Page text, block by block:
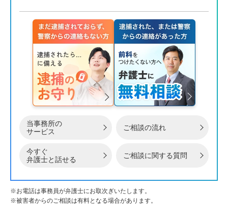
当事務所の
サービス
ご相談の流れ
今すぐ
弁護士と話せる
ご相談に関する質問
※お電話は事務員が弁護士にお取次ぎいたします。
※被害者からのご相談は有料となる場合があります。